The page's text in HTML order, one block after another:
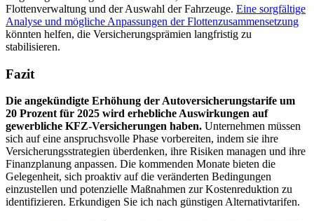
Flottenverwaltung und der Auswahl der Fahrzeuge. Eine sorgfältige
Analyse und mögliche Anpassungen der Flottenzusammensetzung
könnten helfen, die Versicherungsprämien langfristig zu
stabilisieren.
Fazit
Die angekündigte Erhöhung der Autoversicherungstarife um
20 Prozent für 2025 wird erhebliche Auswirkungen auf
gewerbliche KFZ-Versicherungen haben. Unternehmen müssen
sich auf eine anspruchsvolle Phase vorbereiten, indem sie ihre
Versicherungsstrategien überdenken, ihre Risiken managen und ihre
Finanzplanung anpassen. Die kommenden Monate bieten die
Gelegenheit, sich proaktiv auf die veränderten Bedingungen
einzustellen und potenzielle Maßnahmen zur Kostenreduktion zu
identifizieren. Erkundigen Sie ich nach günstigen Alternativtarifen.